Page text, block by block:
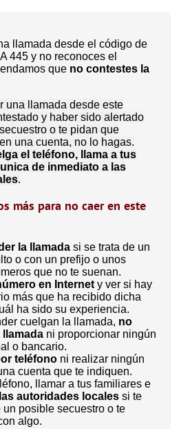
llamada desde el código de
445 y no reconoces el
que no contestes la
una llamada desde este
y haber sido alertado
o te pidan que
una cuenta, no lo hagas.
el teléfono, llama a tus
de inmediato a las
.
más para no caer en este
la llamada si se trata de un
o con un prefijo o unos
que no te suenan.
en Internet y ver si hay
más que ha recibido dicha
ha sido su experiencia.
cuelgan la llamada, no
ni proporcionar ningún
o bancario.
teléfono ni realizar ningún
cuenta que te indiquen.
llamar a tus familiares e
autoridades locales si te
un posible secuestro o te
algo.